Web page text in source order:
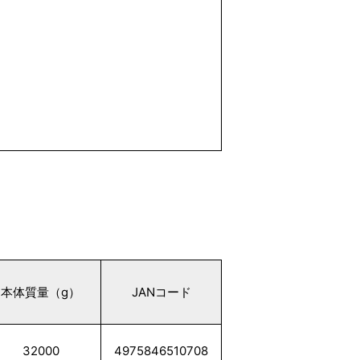
本体質量（g）
32000
JANコード
4975846510708